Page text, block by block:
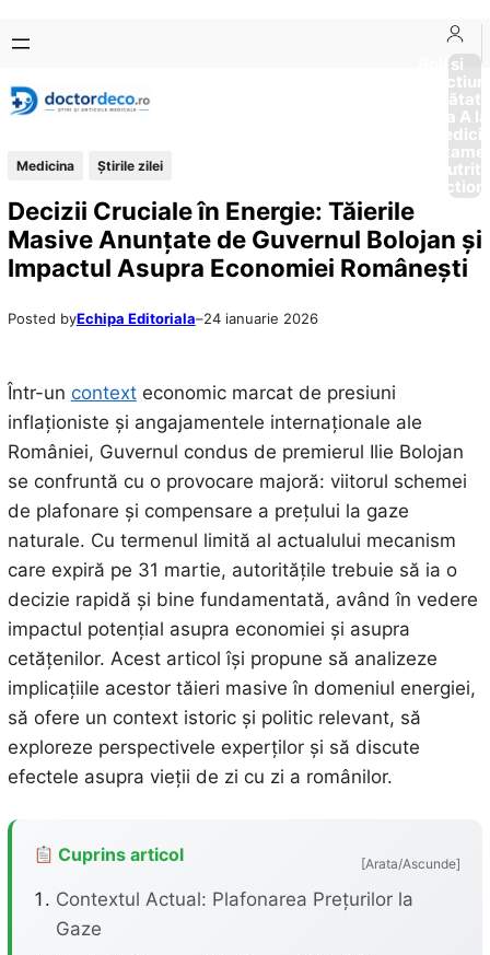
conținut
content
Boli si
Afectiuni
Sănătate
de la A
Medicina Știrile zilei
Decizii Cruciale în Energie: Tăierile
Masive Anunțate de Guvernul Bolojan și
Impactul Asupra Economiei Românești
Posted byEchipa Editoriala–24 ianuarie 2026
Într-un contexteconomic marcat de presiuni
inflaționiste și angajamentele internaționale ale
României, Guvernul condus de premierul Ilie Bolojan
se confruntă cu o provocare majoră: viitorul schemei
de plafonare și compensare a prețului la gaze
naturale. Cu termenul limită al actualului mecanism
care expiră pe 31 martie, autoritățile trebuie să ia o
decizie rapidă și bine fundamentată, având în vedere
impactul potențial asupra economiei și asupra
cetățenilor. Acest articol își propune să analizeze
implicațiile acestor tăieri masive în domeniul energiei,
să ofere un context istoric și politic relevant, să
exploreze perspectivele experților și să discute
efectele asupra vieții de zi cu zi a românilor.
Cuprins articol [Arata/Ascunde]
Contextul Actual: Plafonarea Prețurilor la
Gaze